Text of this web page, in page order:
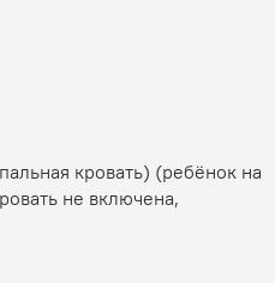
кровать) (ребёнок на
не включена,